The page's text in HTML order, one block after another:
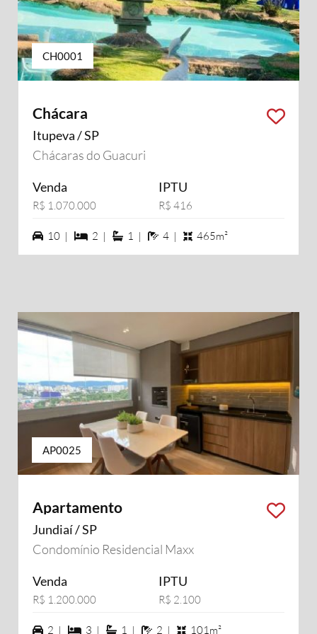
CH0001
Chácara
Itupeva / SP
Chácaras do Guacuri
Venda
R$ 1.070.000
IPTU
R$ 416
10 vagas na garagem
10 | 2 dormiórios
2 | 1 suítes
1 | 4 banheiros
4 | 465m²
AP0025
Apartamento
Jundiaí / SP
Condomínio Residencial Maxx
Venda
R$ 1.200.000
IPTU
R$ 2.100
2 vagas na garagem
2 | 3 dormiórios
3 | 1 suítes
1 | 2 banheiros
2 | 101m²